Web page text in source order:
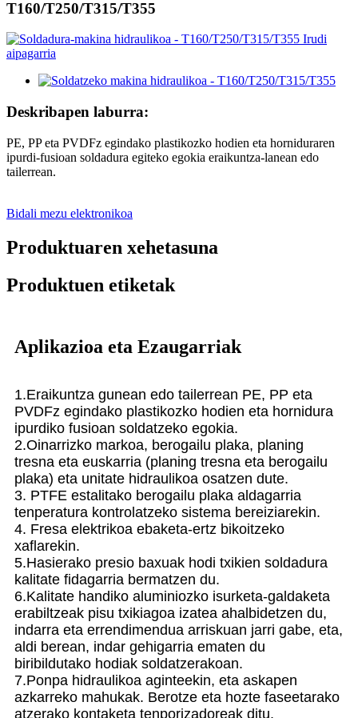
T160/T250/T315/T355
Deskribapen laburra:
PE, PP eta PVDFz egindako plastikozko hodien eta horniduraren
ipurdi-fusioan soldadura egiteko egokia eraikuntza-lanean edo
tailerrean.
Bidali mezu elektronikoa
Produktuaren xehetasuna
Produktuen etiketak
Aplikazioa eta Ezaugarriak
1.Eraikuntza gunean edo tailerrean PE, PP eta
PVDFz egindako plastikozko hodien eta hornidura
ipurdiko fusioan soldatzeko egokia.
2.Oinarrizko markoa, berogailu plaka, planing
tresna eta euskarria (planing tresna eta berogailu
plaka) eta unitate hidraulikoa osatzen dute.
3. PTFE estalitako berogailu plaka aldagarria
tenperatura kontrolatzeko sistema bereiziarekin.
4. Fresa elektrikoa ebaketa-ertz bikoitzeko
xaflarekin.
5.Hasierako presio baxuak hodi txikien soldadura
kalitate fidagarria bermatzen du.
6.Kalitate handiko aluminiozko isurketa-galdaketa
erabiltzeak pisu txikiagoa izatea ahalbidetzen du,
indarra eta errendimendua arriskuan jarri gabe, eta,
aldi berean, indar gehigarria ematen du
biribildutako hodiak soldatzerakoan.
7.Ponpa hidraulikoa aginteekin, eta askapen
azkarreko mahukak. Berotze eta hozte faseetarako
atzerako kontaketa tenporizadoreak ditu.